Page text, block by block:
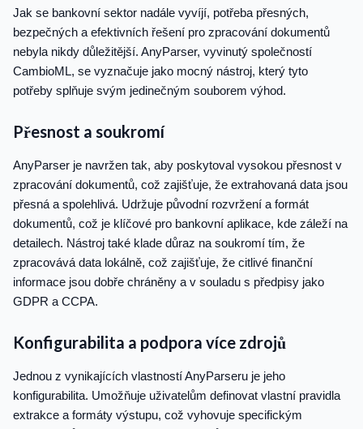
Jak se bankovní sektor nadále vyvíjí, potřeba přesných,
bezpečných a efektivních řešení pro zpracování dokumentů
nebyla nikdy důležitější. AnyParser, vyvinutý společností
CambioML, se vyznačuje jako mocný nástroj, který tyto
potřeby splňuje svým jedinečným souborem výhod.
Přesnost a soukromí
AnyParser je navržen tak, aby poskytoval vysokou přesnost v
zpracování dokumentů, což zajišťuje, že extrahovaná data jsou
přesná a spolehlivá. Udržuje původní rozvržení a formát
dokumentů, což je klíčové pro bankovní aplikace, kde záleží na
detailech. Nástroj také klade důraz na soukromí tím, že
zpracovává data lokálně, což zajišťuje, že citlivé finanční
informace jsou dobře chráněny a v souladu s předpisy jako
GDPR a CCPA.
Konfigurabilita a podpora více zdrojů
Jednou z vynikajících vlastností AnyParseru je jeho
konfigurabilita. Umožňuje uživatelům definovat vlastní pravidla
extrakce a formáty výstupu, což vyhovuje specifickým